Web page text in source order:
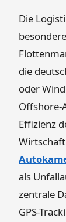
Die
die
oder
Offshore-
Effizienz
als
zentrale
GPS-